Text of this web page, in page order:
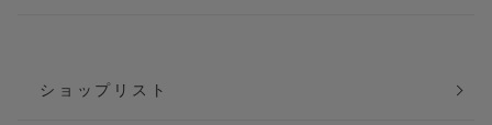
ショップリスト